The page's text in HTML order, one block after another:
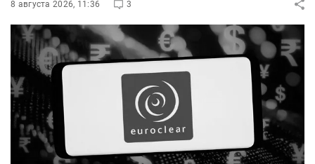
8 августа 2026, 11:36 3